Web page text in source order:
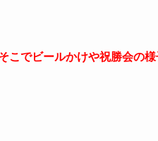
こでビールかけや祝勝会の